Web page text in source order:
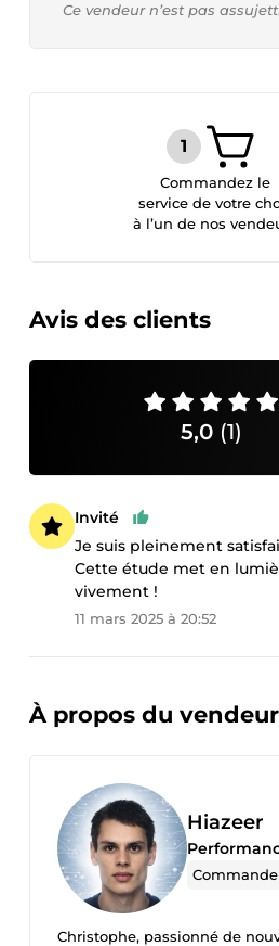
Ce vendeur n’est pas
Commandez le
service de votre
à l’un de nos
Avis des clients
5,0 (1)
Invité
Je suis pleinement
Cette étude met en
vivement !
11 mars 2025 à 20:52
À propos du vendeur
Hiazeer
Christophe, passionné de